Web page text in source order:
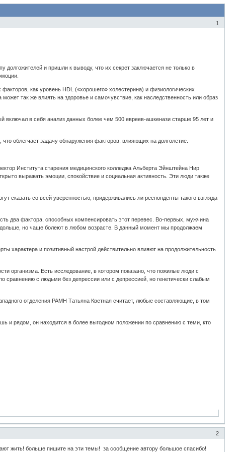
1
и пришли к выводу, что их секрет заключается не только в
как уровень HDL («хорошего» холестерина) и физиологических
так же влиять на здоровье и самочувствие, как наследственность или образ
включал в себя анализ данных более чем 500 евреев-ашкенази старше 95 лет и
облегчает задачу обнаружения факторов, влияющих на долголетие.
Института старения медицинского колледжа Альберта Эйнштейна Нир
выражать эмоции, спокойствие и социальная активность. Эти люди также
сказать со всей уверенностью, придерживались ли респонденты такого взгляда
два фактора, способных компенсировать этот перевес. Во-первых, мужчина
но чаще болеют в любом возрасте. В данный момент мы продолжаем
характера и позитивный настрой действительно влияют на продолжительность
организма. Есть исследование, в котором показано, что пожилые люди с
сравнению с людьми без депрессии или с депрессией, но генетически слабым
отделения РАМН Татьяна Кветная считает, любые составляющие, в том
и рядом, он находится в более выгодном положении по сравнению с теми, кто
2
жить! больше пишите на эти темы! за сообщение автору большое спасибо!